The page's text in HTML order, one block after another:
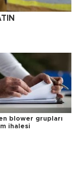
blower grupları
ihalesi